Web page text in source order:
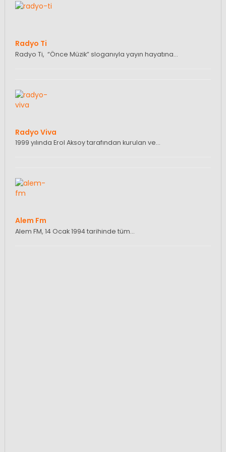
Radyo Ti
Radyo Ti, “Önce Müzik” sloganıyla yayın hayatına…
Radyo Viva
1999 yılında Erol Aksoy tarafından kurulan ve…
Alem Fm
Alem FM, 14 Ocak 1994 tarihinde tüm…